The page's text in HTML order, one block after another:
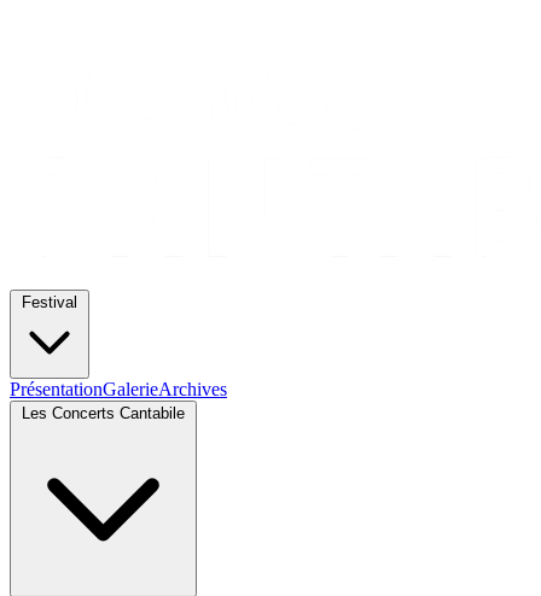
PrésentationGalerieArchives